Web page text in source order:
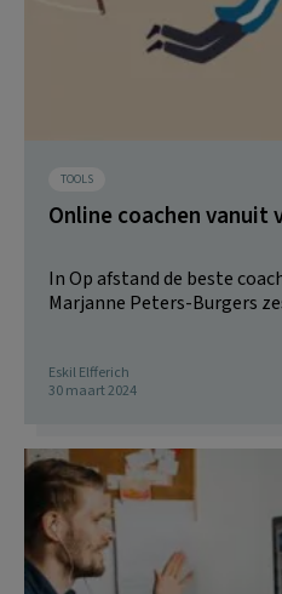
TOOLS
Online coachen vanuit
In Op afstand de beste
Marjanne Peters-Burgers
Eskil Elfferich
30 maart 2024